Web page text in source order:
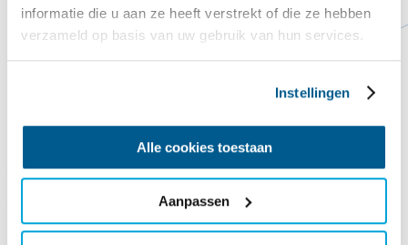
informatie die u aan ze heeft verstrekt of die ze hebben
verzameld op basis van uw gebruik van hun services.
Instellingen
Alle cookies toestaan
Aanpassen
Uniek loopbaantraject voor mensen met